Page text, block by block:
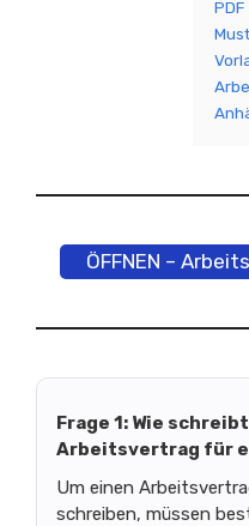
PDF
ÖFFNEN –
Frage 1: Wie
Arbeitsvertrag für
Um einen
schreiben, müssen